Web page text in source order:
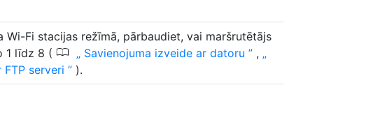
Wi-Fi stacijas režīmā, pārbaudiet, vai maršrutētājs
1 līdz 8 ( 0 Savienojuma izveide ar datoru
,
serveri
).